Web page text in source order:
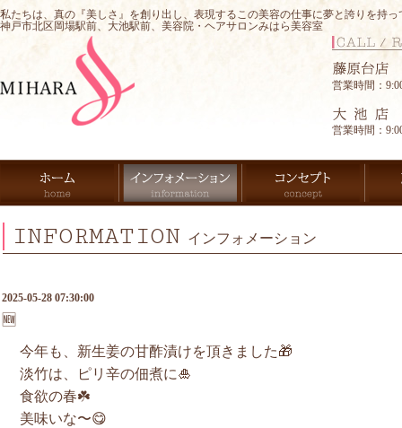
私たちは、真の『美しさ』を創り出し、表現するこの美容の仕事に夢と誇りを持
神戸市北区岡場駅前、大池駅前、美容院・ヘアサロンみはら美容室
営業時間：
営業時間：
INFORMATION インフォメーション
2025-05-28 07:30:00
🆕
今年も、新生姜の甘酢漬けを頂きました🎁
淡竹は、ピリ辛の佃煮に🎍
食欲の春☘️
美味いな〜😋